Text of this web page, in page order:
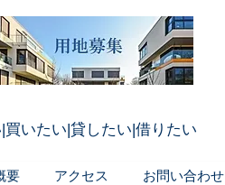
いたい|貸したい|借りたい
要 アクセス お問い合わせ